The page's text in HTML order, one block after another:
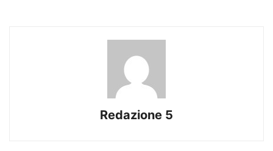
Redazione 5